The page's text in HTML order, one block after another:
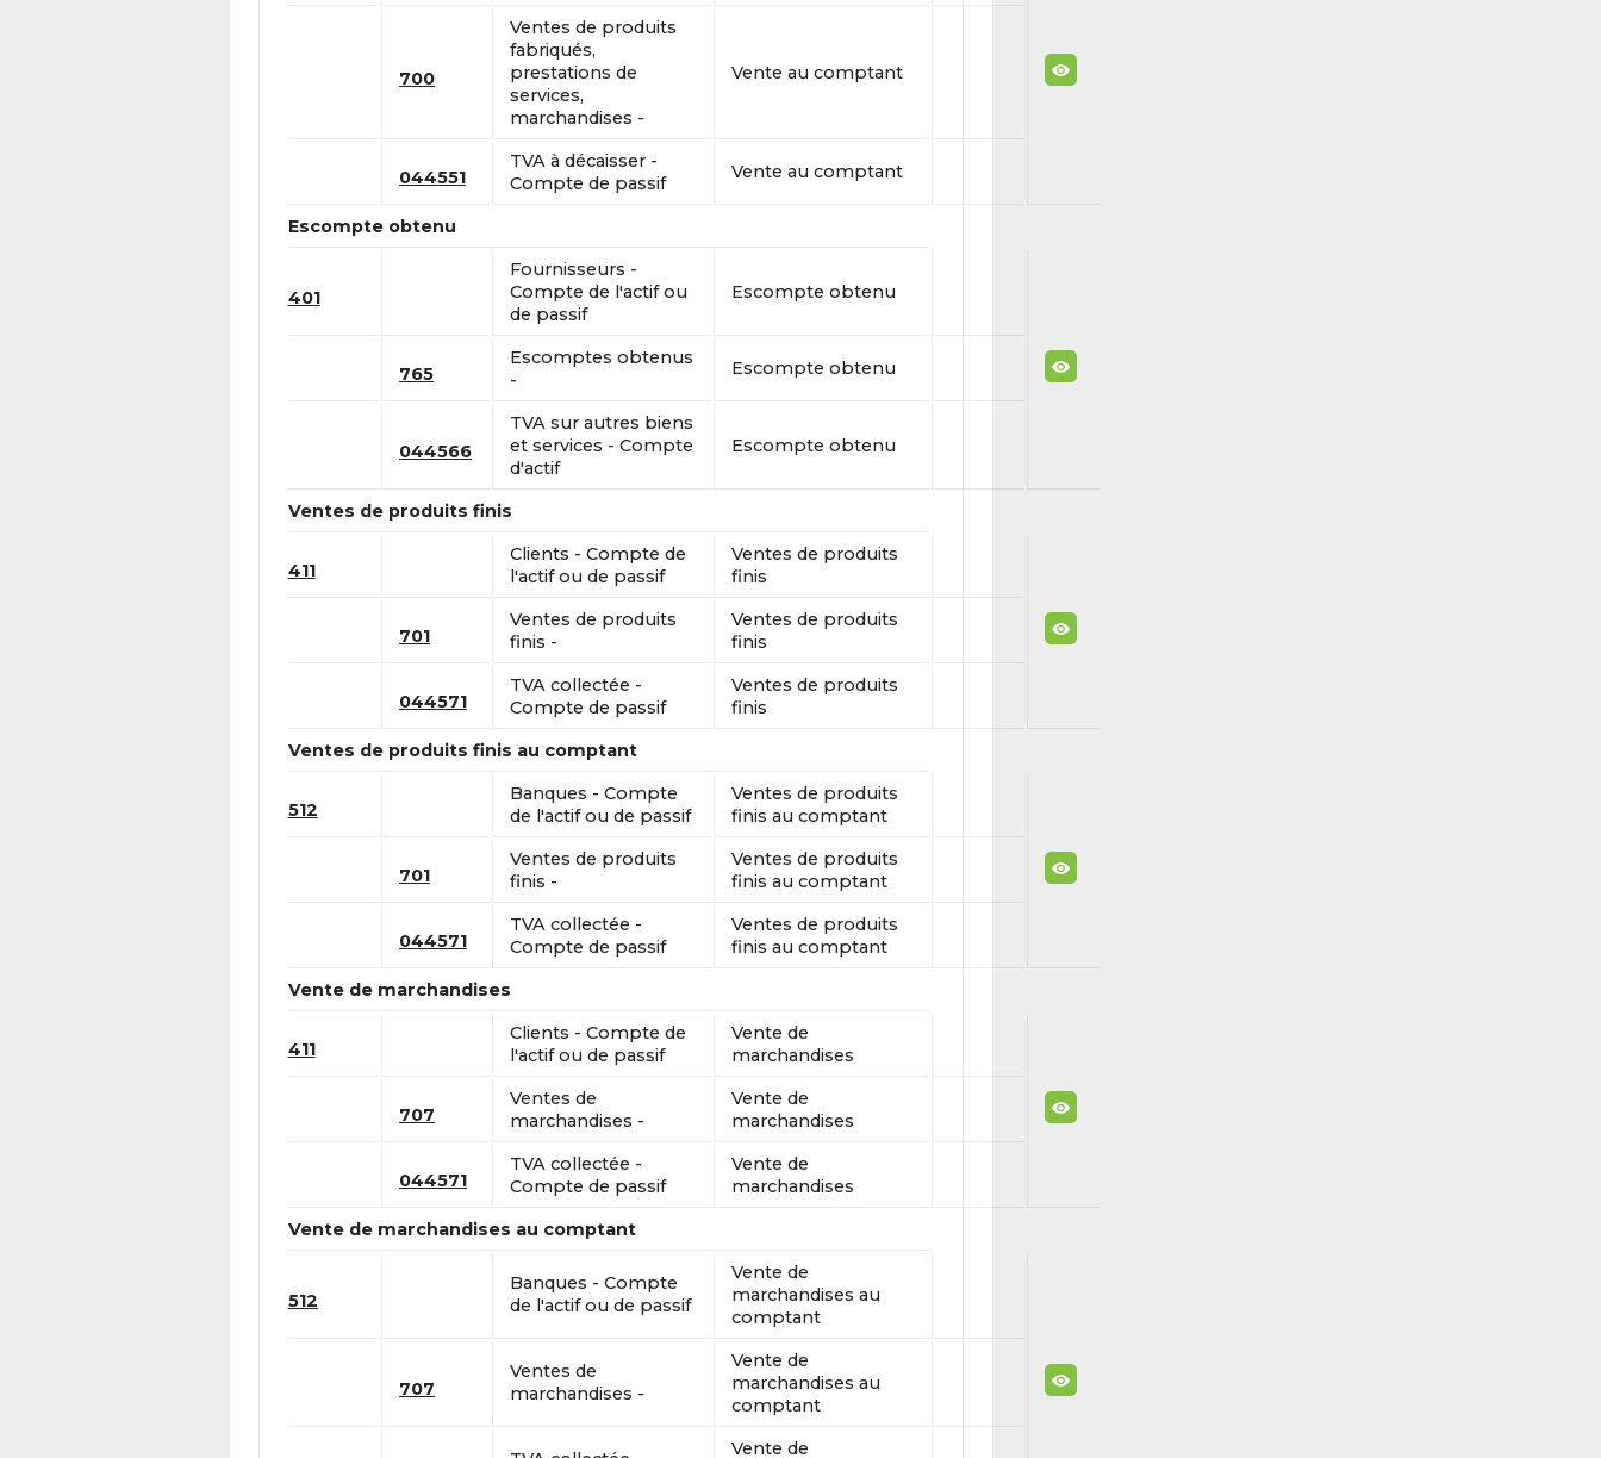
700
Ventes de produits
fabriqués,
prestations de
services,
marchandises -
Vente au comptant
044551
TVA à décaisser -
Compte de passif
Vente au comptant
Escompte obtenu
401
Fournisseurs -
Compte de l'actif ou
de passif
Escompte obtenu
765
Escomptes obtenus
-
Escompte obtenu
044566
TVA sur autres biens
et services - Compte
d'actif
Escompte obtenu
Ventes de produits finis
411
Clients - Compte de
l'actif ou de passif
Ventes de produits
finis
701
Ventes de produits
finis -
Ventes de produits
finis
044571
TVA collectée -
Compte de passif
Ventes de produits
finis
Ventes de produits finis au comptant
512
Banques - Compte
de l'actif ou de passif
Ventes de produits
finis au comptant
701
Ventes de produits
finis -
Ventes de produits
finis au comptant
044571
TVA collectée -
Compte de passif
Ventes de produits
finis au comptant
Vente de marchandises
411
Clients - Compte de
l'actif ou de passif
Vente de
marchandises
707
Ventes de
marchandises -
Vente de
marchandises
044571
TVA collectée -
Compte de passif
Vente de
marchandises
Vente de marchandises au comptant
512
Banques - Compte
de l'actif ou de passif
Vente de
marchandises au
comptant
707
Ventes de
marchandises -
Vente de
marchandises au
comptant
Vente de